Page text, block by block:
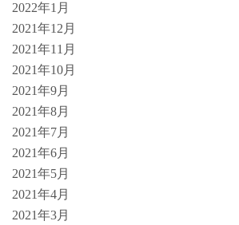
2022年1月
2021年12月
2021年11月
2021年10月
2021年9月
2021年8月
2021年7月
2021年6月
2021年5月
2021年4月
2021年3月